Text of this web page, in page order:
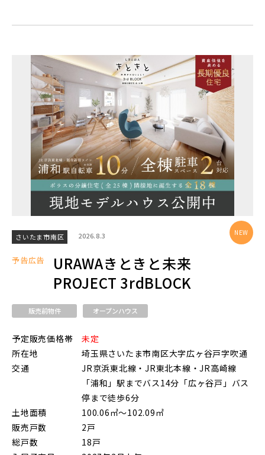
JR京葉線
JR成田線 [我孫子～成田]
JR中央線
東武鉄道
東武スカイツリーライン
東武日光線
東武アーバンパークライン
東武東上本線
クリックすると
物件概要が表示されます
駅から10分以内
小学校まで徒歩圏内
千葉県船橋市 千葉県船橋市
さらに表示する
さいたま市南区 2026.8.3
予告広告
URAWAきときと未来
PROJECT 3rdBLOCK
販売前物件 オープンハウス
予定販売価格帯
未定
所在地
埼玉県さいたま市南区大字広ヶ谷戸字吹通
交通
JR京浜東北線・JR東北本線・JR高崎線
「浦和」駅までバス14分「広ヶ谷戸」バス
停まで徒歩6分
土地面積
100.06㎡～102.09㎡
販売戸数
2戸
総戸数
18戸